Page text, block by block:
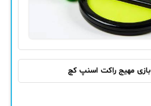
بازی مهیج راکت اسنپ کچ